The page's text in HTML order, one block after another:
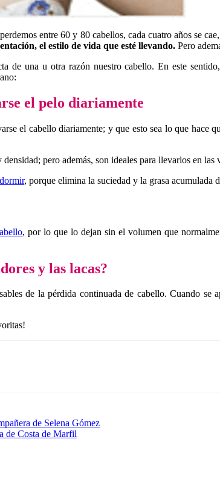
entre 60 y 80 cabellos, cada cuatro años se
el estilo de vida que esté llevando. Pero
de una u otra razón nuestro cabello. En este
el pelo diariamente
el cabello diariamente; y que esto sea lo que hace
pero además, son ideales para llevarlos en las
dormir, porque elimina la suciedad y la grasa acumulada
, por lo que lo dejan sin el volumen que
y las lacas?
de la pérdida continuada de cabello. Cuando se
de Selena Gómez
de Costa de Marfil